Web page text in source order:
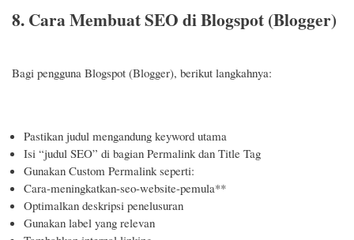
8. Cara Membuat SEO di Blogspot (Blogger)
Bagi pengguna Blogspot (Blogger), berikut langkahnya:
Pastikan judul mengandung keyword utama
Isi “judul SEO” di bagian Permalink dan Title Tag
Gunakan Custom Permalink seperti:
Cara-meningkatkan-seo-website-pemula**
Optimalkan deskripsi penelusuran
Gunakan label yang relevan